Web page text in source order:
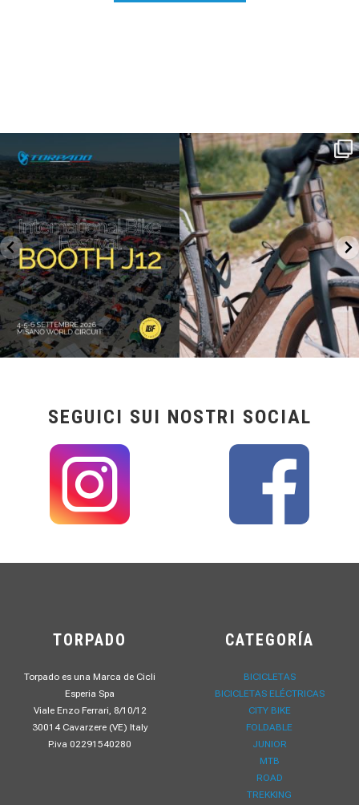
IBF sta per...
17 1
Kepler R è la gravel pensata per affrontare
lunghe...
26 0
SEGUICI SUI NOSTRI SOCIAL
TORPADO
Torpado es una Marca de Cicli
Esperia Spa
Viale Enzo Ferrari, 8/10/12
30014 Cavarzere (VE) Italy
P.iva 02291540280
CATEGORÍA
BICICLETAS
BICICLETAS ELÉCTRICAS
CITY BIKE
FOLDABLE
JUNIOR
MTB
ROAD
TREKKING